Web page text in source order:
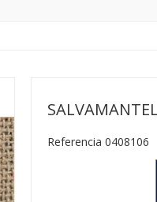
Referencia 0408106